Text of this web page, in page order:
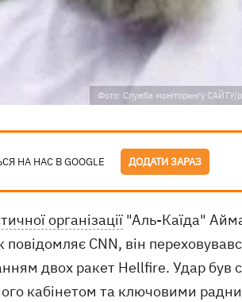
Фото: Служба моніторингу САЙТУ/
НА НАС В GOOGLE ДОДАТИ ЗАРАЗ
організації "Аль-Каїда"
CNN, він
двох ракет Hellfire. Удар був
кабінетом та ключовими